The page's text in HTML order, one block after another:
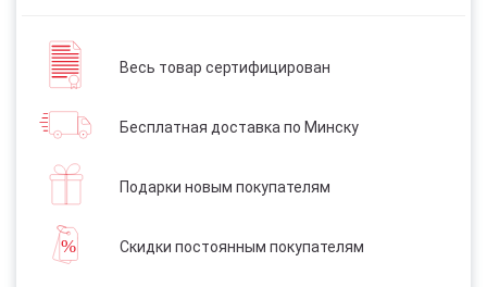
Весь товар сертифицирован
Бесплатная доставка по Минску
Подарки новым покупателям
Скидки постоянным покупателям